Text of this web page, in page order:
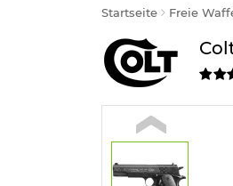
Startseite Freie